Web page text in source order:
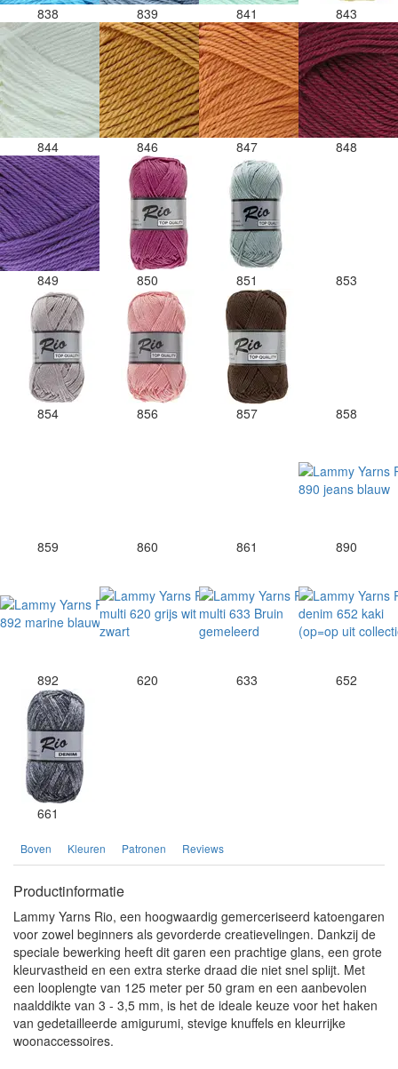
838 839 841 843
844 846 847 848
849 850 851 853
854 856 857 858
859 860 861 890
892 620 633 652
661
Boven Kleuren Patronen Reviews
Productinformatie
Lammy Yarns Rio, een hoogwaardig gemerceriseerd katoengaren
voor zowel beginners als gevorderde creatievelingen. Dankzij de
speciale bewerking heeft dit garen een prachtige glans, een grote
kleurvastheid en een extra sterke draad die niet snel splijt. Met
een looplengte van 125 meter per 50 gram en een aanbevolen
naalddikte van 3 - 3,5 mm, is het de ideale keuze voor het haken
van gedetailleerde amigurumi, stevige knuffels en kleurrijke
woonaccessoires.